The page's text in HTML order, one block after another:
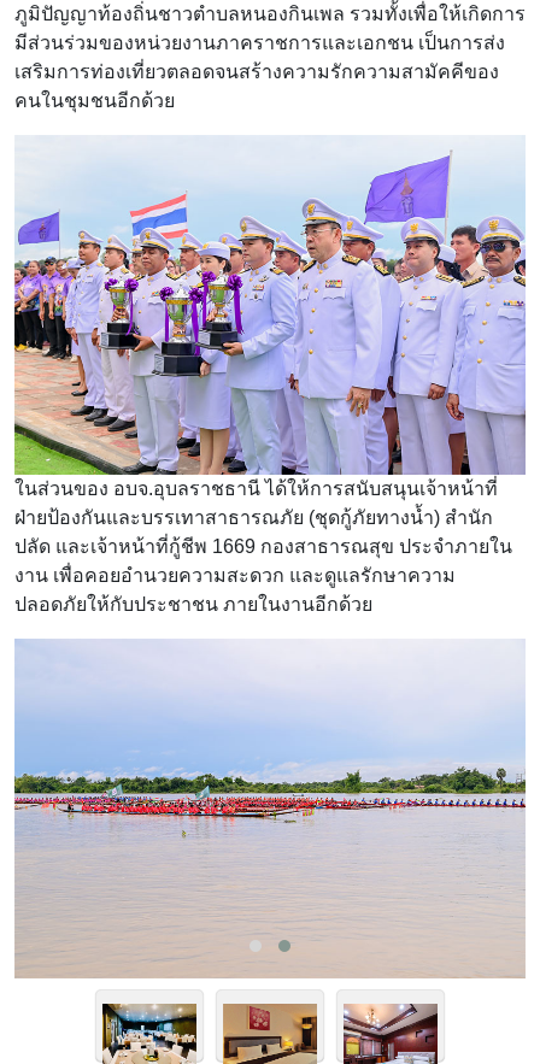
ภูมิปัญญาท้องถิ่นชาวตำบลหนองกินเพล รวมทั้งเพื่อให้เกิดการ
มีส่วนร่วมของหน่วยงานภาคราชการและเอกชน เป็นการส่ง
เสริมการท่องเที่ยวตลอดจนสร้างความรักความสามัคคีของ
คนในชุมชนอีกด้วย
ในส่วนของ อบจ.อุบลราชธานี ได้ให้การสนับสนุนเจ้าหน้าที่
ฝ่ายป้องกันและบรรเทาสาธารณภัย (ชุดกู้ภัยทางน้ำ) สำนัก
ปลัด และเจ้าหน้าที่กู้ชีพ 1669 กองสาธารณสุข ประจำภายใน
งาน เพื่อคอยอำนวยความสะดวก และดูแลรักษาความ
ปลอดภัยให้กับประชาชน ภายในงานอีกด้วย